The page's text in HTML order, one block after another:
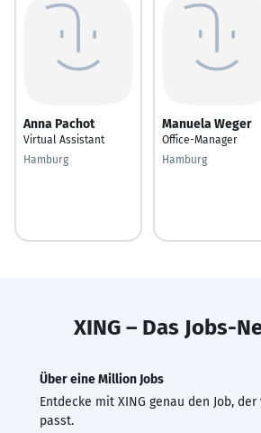
Anna Pachot
Virtual Assistant
Hamburg
Manuela Weger
Office-Manager
Hamburg
XING – Das Jobs-
Über eine Million Jobs
Entdecke mit XING genau den Job,
passt.